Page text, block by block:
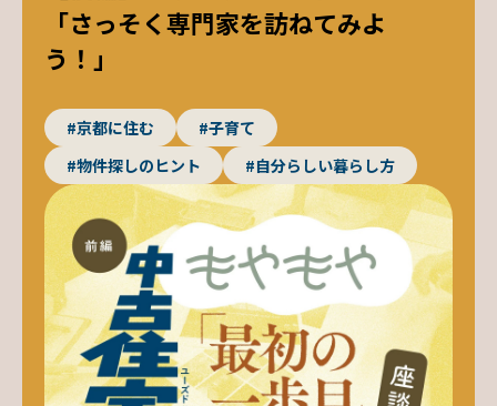
「さっそく専門家を訪ねてみよ
う！」
#京都に住む
#子育て
#物件探しのヒント
#自分らしい暮らし方